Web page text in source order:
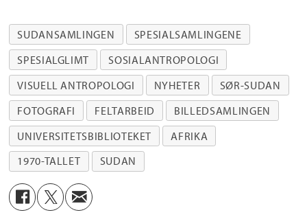
Billedsamlingen,Skeivt arkivog
Språksamlingene, godbiter fra samlingenes
spennende og varierte materiale i form av
tekst, bilder og film.
SUDANSAMLINGEN
SPESIALSAMLINGENE
SPESIALGLIMT
SOSIALANTROPOLOGI
VISUELL ANTROPOLOGI
NYHETER
SØR-SUDAN
FOTOGRAFI
FELTARBEID
BILLEDSAMLINGEN
UNIVERSITETSBIBLIOTEKET
AFRIKA
1970-TALLET
SUDAN